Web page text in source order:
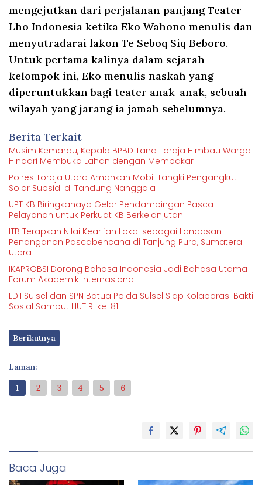
mengejutkan dari perjalanan panjang Teater
Lho Indonesia ketika Eko Wahono menulis dan
menyutradarai lakon Te Seboq Siq Beboro.
Untuk pertama kalinya dalam sejarah
kelompok ini, Eko menulis naskah yang
diperuntukkan bagi teater anak-anak, sebuah
wilayah yang jarang ia jamah sebelumnya.
Berita Terkait
Musim Kemarau, Kepala BPBD Tana Toraja Himbau Warga
Hindari Membuka Lahan dengan Membakar
Polres Toraja Utara Amankan Mobil Tangki Pengangkut
Solar Subsidi di Tandung Nanggala
UPT KB Biringkanaya Gelar Pendampingan Pasca
Pelayanan untuk Perkuat KB Berkelanjutan
ITB Terapkan Nilai Kearifan Lokal sebagai Landasan
Penanganan Pascabencana di Tanjung Pura, Sumatera
Utara
IKAPROBSI Dorong Bahasa Indonesia Jadi Bahasa Utama
Forum Akademik Internasional
LDII Sulsel dan SPN Batua Polda Sulsel Siap Kolaborasi Bakti
Sosial Sambut HUT RI ke-81
Berikutnya
Laman:
1
2 3 4 5 6
Baca Juga